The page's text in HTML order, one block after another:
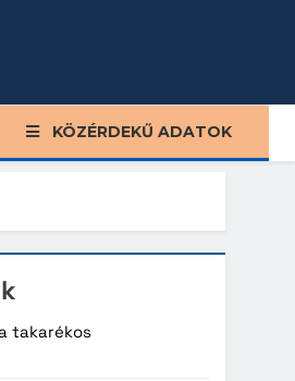
KÖZÉRDEKŰ ADATOK
takarékos